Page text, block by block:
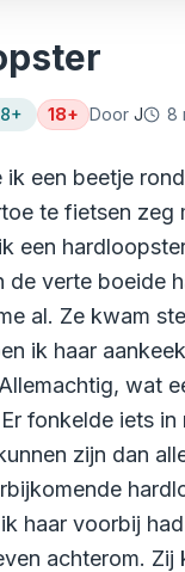
18+ Door J 8
een beetje
te fietsen zeg
een
de verte boeide
al. Ze kwam
ik haar
wat
fonkelde iets in
zijn dan
haar voorbij
achterom. Zij